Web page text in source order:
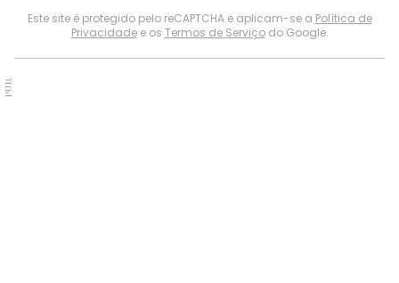
Este site é protegido pelo reCAPTCHA e aplicam-se a Política de
Privacidadee os Termos de Serviçodo Google.
PUB.